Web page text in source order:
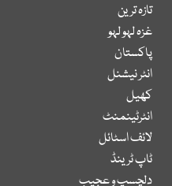
تازہ ترین
غزہ لہو لہو
پاکستان
انٹر نیشنل
کھیل
انٹرٹینمنٹ
لائف اسٹائل
ٹاپ ٹرینڈ
دلچسپ و عجیب